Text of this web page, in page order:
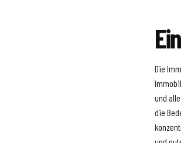
Die
und
die